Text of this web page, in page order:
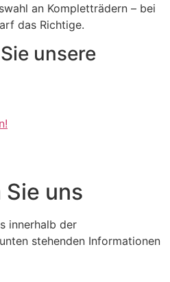
an Kompletträdern – bei
das Richtige.
unsere
uns
innerhalb der
stehenden Informationen